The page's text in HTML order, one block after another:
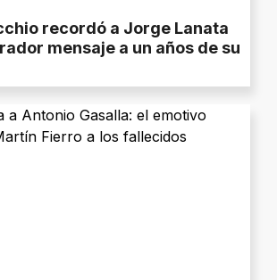
recordó a Jorge Lanata
mensaje a un años de su